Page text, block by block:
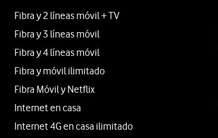
Fibra y 2 líneas móvil + TV
Fibra y 3 líneas móvil
Fibra y 4 líneas móvil
Fibra y móvil ilimitado
Fibra Móvil y Netflix
Internet en casa
Internet 4G en casa ilimitado